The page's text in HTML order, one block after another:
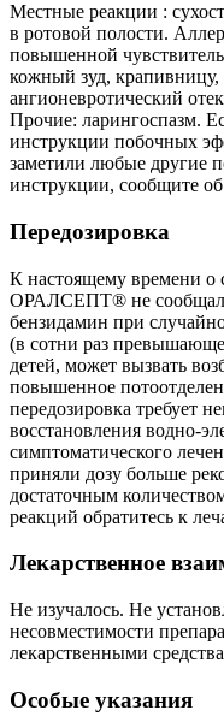
Местные реакции :
в ротовой полости.
повышенной
кожный зуд,
ангионевротический
Прочие: ларингоспазм.
инструкции побочных
заметили любые другие
инструкции, сообщите об
Передозировка
К настоящему времени о
ОРАЛСЕПТ® не
бензидамин при
(в сотни раз
детей, может вызвать
повышенное
передозировка требует
восстановления водно-
симптоматического
приняли дозу больше
достаточным
реакций обратитесь к
Лекарственное
Не изучалось. Не
несовместимости
лекарственными
Особые указания